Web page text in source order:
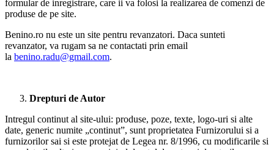
formular de inregistrare, care ii va folosi la realizarea de comenzi de
produse de pe site.
Benino.ro nu este un site pentru revanzatori. Daca sunteti
revanzator, va rugam sa ne contactati prin email
la benino.radu@gmail.com.
Drepturi de Autor
Intregul continut al site-ului: produse, poze, texte, logo-uri si alte
date, generic numite „continut”, sunt proprietatea Furnizorului si a
furnizorilor sai si este protejat de Legea nr. 8/1996, cu modificarile si